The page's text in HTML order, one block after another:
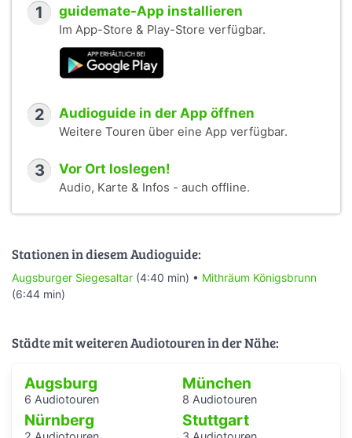
1 guidemate-App installieren
Im App-Store & Play-Store verfügbar.
2 Audioguide in der App öffnen
Weitere Touren über eine App verfügbar.
3 Vor Ort loslegen!
Audio, Karte & Infos - auch offline.
Stationen in diesem Audioguide:
Augsburger Siegesaltar (4:40 min) • Mithräum Königsbrunn
(6:44 min)
Städte mit weiteren Audiotouren in der Nähe:
Augsburg
6 Audiotouren
München
8 Audiotouren
Nürnberg Stuttgart